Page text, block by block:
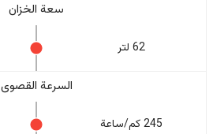
سعة الخزان
62 لتر
السرعة القصوى
245 كم/ساعة